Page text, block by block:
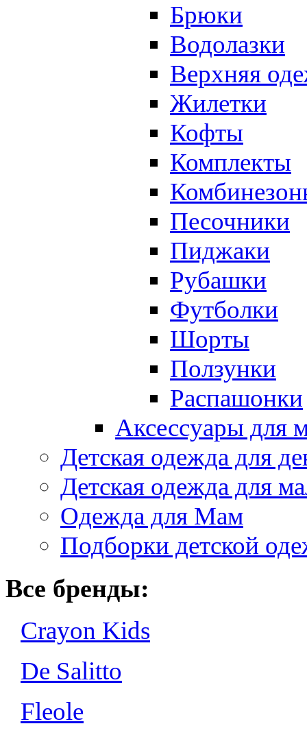
Брюки
Водолазки
Верхняя
Жилетки
Кофты
Комплекты
Песочники
Пиджаки
Рубашки
Футболки
Шорты
Ползунки
Распашонки
Аксессуары для
Детская одежда для
Детская одежда для
Одежда для Мам
Подборки детской
Все бренды:
Crayon Kids
De Salitto
Fleole